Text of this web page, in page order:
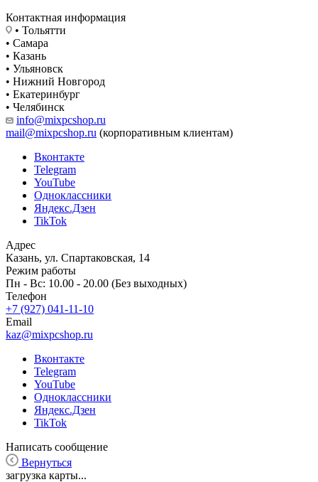
Контактная информация
• Тольятти
• Самара
• Казань
• Ульяновск
• Нижний Новгород
• Екатеринбург
• Челябинск
info@mixpcshop.ru
mail@mixpcshop.ru (корпоративным клиентам)
Вконтакте
Telegram
YouTube
Одноклассники
Яндекс.Дзен
TikTok
Адрес
Казань, ул. Спартаковская, 14
Режим работы
Пн - Вс: 10.00 - 20.00 (Без выходных)
Телефон
+7 (927) 041-11-10
Email
kaz@mixpcshop.ru
Вконтакте
Telegram
YouTube
Одноклассники
Яндекс.Дзен
TikTok
Написать сообщение
Вернуться
загрузка карты...